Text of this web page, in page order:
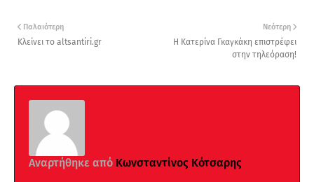
Νεότερη
Η Κατερίνα Γκαγκάκη επιστρέφει
στην τηλεόραση!
Παλαιότερη
Κλείνει το altsantiri.gr
Αναρτήθηκε από Κωνσταντίνος Κότσαρης